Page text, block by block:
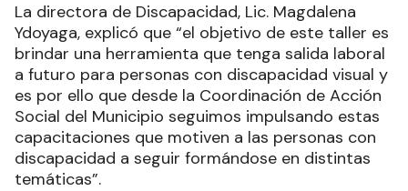
La directora de Discapacidad, Lic. Magdalena
Ydoyaga, explicó que “el objetivo de este taller es
brindar una herramienta que tenga salida laboral
a futuro para personas con discapacidad visual y
es por ello que desde la Coordinación de Acción
Social del Municipio seguimos impulsando estas
capacitaciones que motiven a las personas con
discapacidad a seguir formándose en distintas
temáticas”.